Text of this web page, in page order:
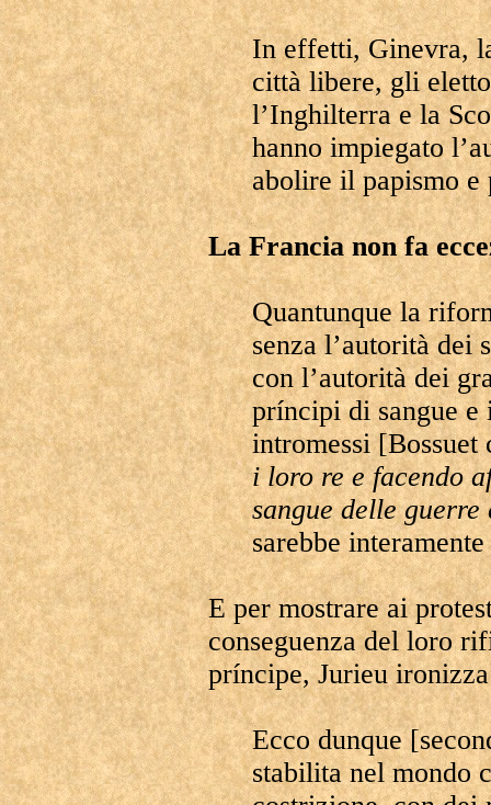
In effetti, Ginevra,
città libere, gli
l’Inghilterra e la
hanno impiegato
abolire il papismo
La Francia non fa
Quantunque la
senza l’autorità dei
con l’autorità dei
príncipi di sangue e
intromessi [Bossuet
i loro re e facendo
sangue delle
sarebbe
E per mostrare ai
conseguenza del loro
príncipe, Jurieu
Ecco dunque
stabilita nel mondo